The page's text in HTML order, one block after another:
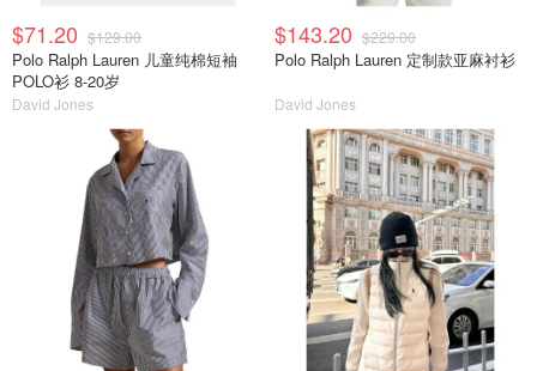
$71.20 $129.00
Polo Ralph Lauren 儿童纯棉短袖
POLO衫 8-20岁
David Jones
$143.20 $229.00
Polo Ralph Lauren 定制款亚麻衬衫
David Jones